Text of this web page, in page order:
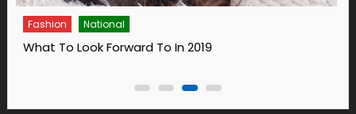
Fashion
14 Ways To Bring Wellness Into Your Life In 2019